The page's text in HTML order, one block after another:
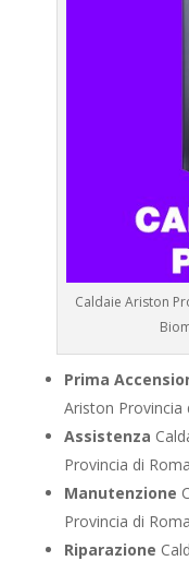
Caldaie Ariston
Prima
Ariston Provincia
Assistenza
Provincia di Roma
Manutenzione
Provincia di Roma
Riparazione